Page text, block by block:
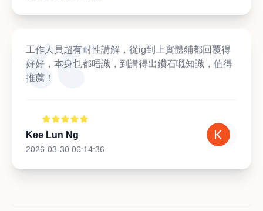
工作人員超有耐性講解，從ig到上實體鋪都回覆得
好好，本身乜都唔識，到講得出鑽石嘅知識，值得
推薦！
Kee Lun Ng
2026-03-30 06:14:36